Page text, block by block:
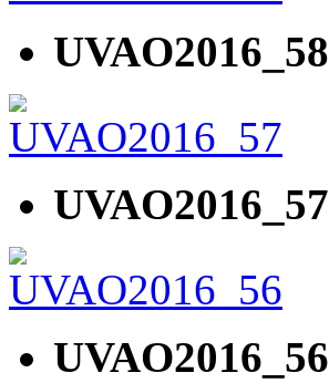
UVAO2016_58
UVAO2016_57
UVAO2016_56